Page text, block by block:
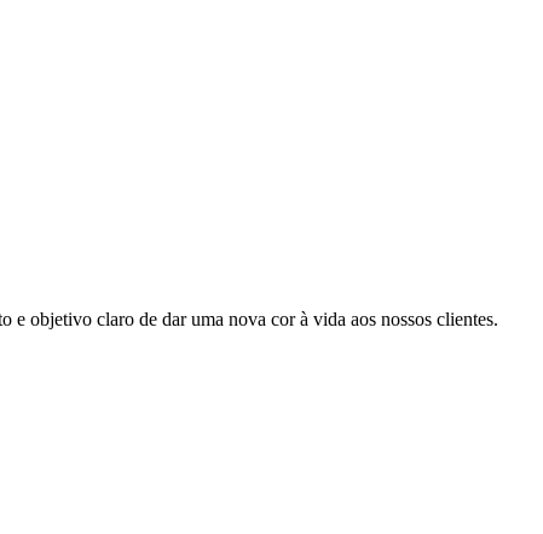
objetivo claro de dar uma nova cor à vida aos nossos clientes.